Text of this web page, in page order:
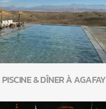
& DÎNER À AGAFAY